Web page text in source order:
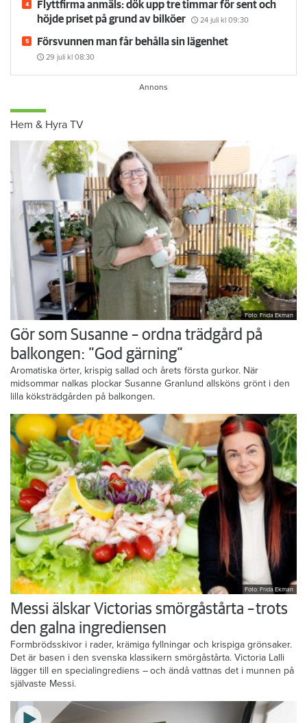
Flyttfirma anmäls: dök upp tre timmar för sent och
höjde priset på grund av bilköer
24 juli kl 09:30
Försvunnen man får behålla sin lägenhet
29 juli kl 08:30
Hem & Hyra TV
Foto: Frida Ekman
Gör som Susanne – ordna trädgård på
balkongen: ”God gärning”
Aromatiska örter, krispig sallad och årets första gurkor. När
midsommar nalkas plockar Susanne Granlund allsköns grönt i den
lilla köksträdgården på balkongen.
Foto: Frida Ekman
Messi älskar Victorias smörgåstårta – trots
den galna ingrediensen
Formbrödsskivor i rader, krämiga fyllningar och krispiga grönsaker.
Det är basen i den svenska klassikern smörgåstårta. Victoria Lalli
lägger till en specialingrediens – och ändå vattnas det i munnen på
självaste Messi.